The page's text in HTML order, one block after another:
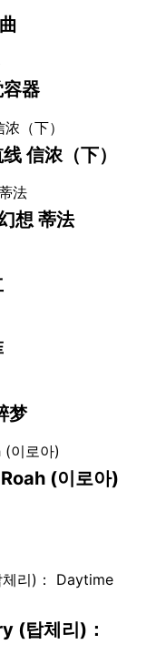
器
信浓（下）
想 蒂法
梦
(이로아)
(탑체리)：